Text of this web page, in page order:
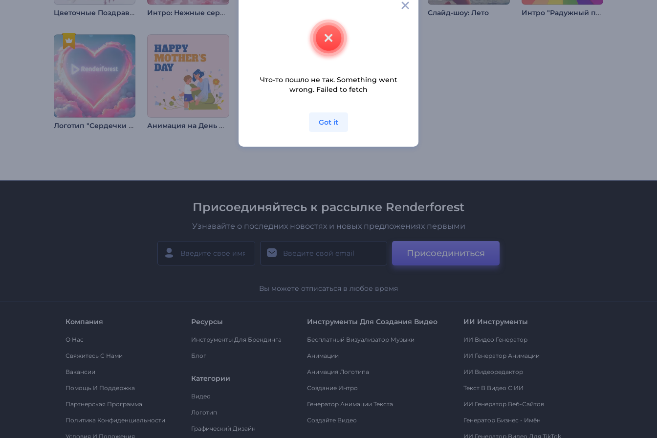
Цветочные Поздравления с 8 Марта Интро: Нежные сердца Слайд-шоу: Лето Интро "Радужный прайд"
Логотип "Сердечки Святого Валентина" Анимация на День матери Анимация Лайлат аль Мирадж
Присоединяйтесь к рассылке Renderforest
Узнавайте о последних новостях и новых предложениях первыми
Присоединиться
Вы можете отписаться в любое время
Компания
О Нас
Свяжитесь С Нами
Вакансии
Помощь И Поддержка
Партнерская Программа
Политика Конфиденциальности
Условия И Положения
Ресурсы
Инструменты Для Брендинга
Блог
Категории
Видео
Логотип
Графический Дизайн
Инструменты Для Создания Видео
Бесплатный Визуализатор Музыки
Анимации
Анимация Логотипа
Создание Интро
Генератор Анимации Текста
Создайте Видео
ИИ Инструменты
ИИ Видео Генератор
ИИ Генератор Анимации
ИИ Видеоредактор
Текст В Видео С ИИ
ИИ Генератор Веб-Сайтов
Генератор Бизнес - Имён
ИИ Генератор Видео Для TikTok
Что-то пошло не так. Something went
wrong. Failed to fetch
Got it